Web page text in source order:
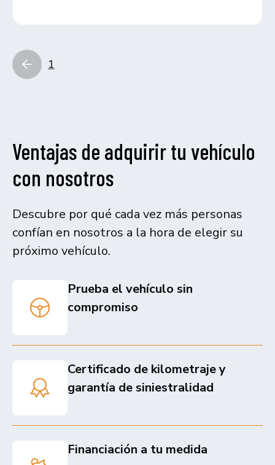
1
Ventajas de adquirir tu vehículo
con nosotros
Descubre por qué cada vez más personas
confían en nosotros a la hora de elegir su
próximo vehículo.
Prueba el vehículo sin
compromiso
Certificado de kilometraje y
garantía de siniestralidad
Financiación a tu medida